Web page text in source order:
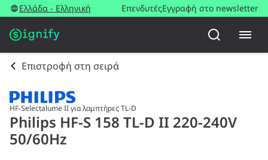
Ελλάδα - Ελληνική ΕπενδυτέςΕγγραφή στο newsletter
Επιστροφή στη σειρά
HF-Selectalume II για λαμπτήρες TL-D
Philips HF-S 158 TL-D II 220-240V
50/60Hz